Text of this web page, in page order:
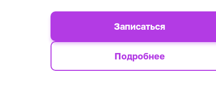
Подробнее
Записаться